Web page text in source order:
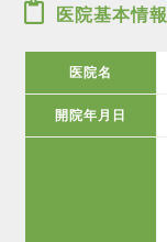
医院基本情報
医院名
開院年月日